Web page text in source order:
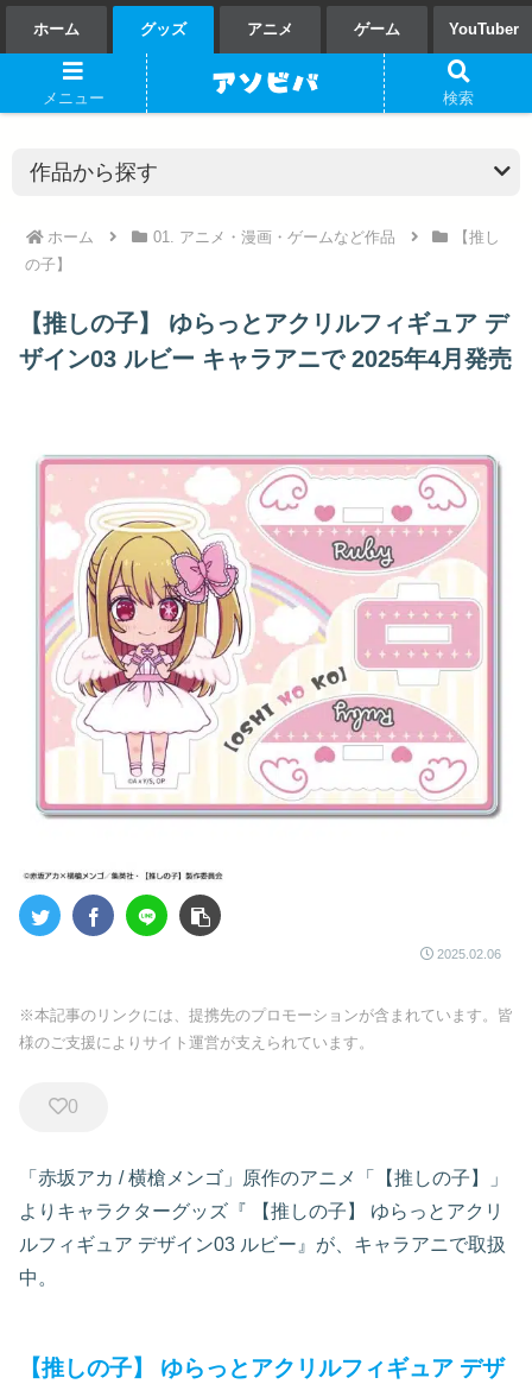
ホーム グッズ アニメ ゲーム YouTuber
ホーム 01. アニメ・漫画・ゲームなど作品
【推し
の子】
【推しの子】 ゆらっとアクリルフィギュア デ
ザイン03 ルビー キャラアニで 2025年4月発売
2025.02.06
※本記事のリンクには、提携先のプロモーションが含まれています。皆
様のご支援によりサイト運営が支えられています。
0
「赤坂アカ / 横槍メンゴ」原作のアニメ「【推しの子】」
よりキャラクターグッズ『 【推しの子】 ゆらっとアクリ
ルフィギュア デザイン03 ルビー』が、キャラアニで取扱
中。
【推しの子】 ゆらっとアクリルフィギュア デザ
メニュー 検索